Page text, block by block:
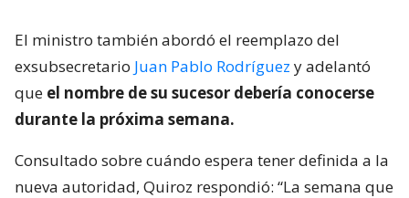
El ministro también abordó el reemplazo del
exsubsecretario Juan Pablo Rodríguez y adelantó
que el nombre de su sucesor debería conocerse
durante la próxima semana.
Consultado sobre cuándo espera tener definida a la
nueva autoridad, Quiroz respondió: “La semana que